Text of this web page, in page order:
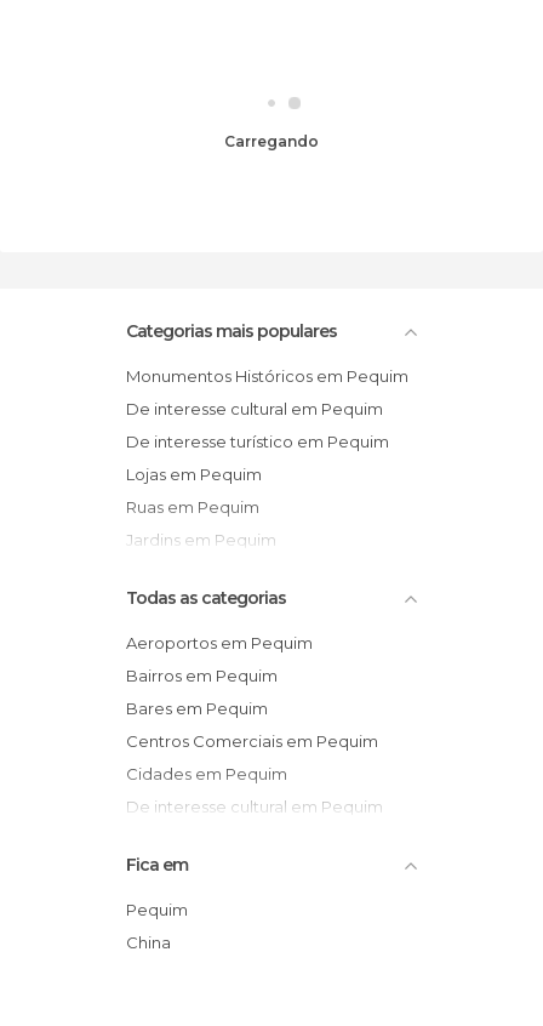
Carregando
Categorias mais populares
Monumentos Históricos em Pequim
De interesse cultural em Pequim
De interesse turístico em Pequim
Lojas em Pequim
Ruas em Pequim
Jardins em Pequim
Todas as categorias
Aeroportos em Pequim
Bairros em Pequim
Bares em Pequim
Centros Comerciais em Pequim
Cidades em Pequim
De interesse cultural em Pequim
Estações de Comboio em Pequim
Feiras em Pequim
Informação Turística em Pequim
Fica em
Pequim
China